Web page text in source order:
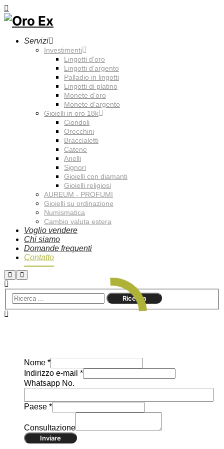
Servizi
Investimenti
Lingotti d'oro
Lingotti d'argento
Palladio in lingotti
Lingotti di platino
Monete d'oro
Monete d'argento
Gioielli in oro 18k
Ciondoli
Orecchini
Braccialetti
Catene
Anelli
Signori
Gioielli con diamanti
Gioielli religiosi
AUREUM - PROFUMI
Gioielli su ordinazione
Numismatica
Cambio valuta estera
Voglio vendere
Chi siamo
Domande frequenti
Contatto
Nome *
Indirizzo e-mail *
Whatsapp No.
Paese *
Consultazione
Inviare